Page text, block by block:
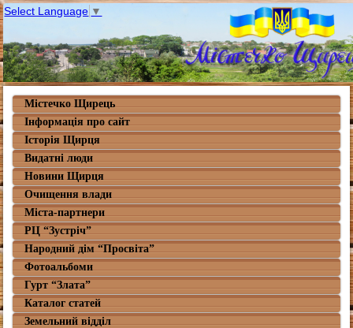
Select Language ▼
Містечко Щирець
Інформація про сайт
Історія Щирця
Видатні люди
Новини Щирця
Очищення влади
Міста-партнери
РЦ “Зустріч”
Народний дім “Просвіта”
Фотоальбоми
Гурт “Злата”
Каталог статей
Земельний відділ